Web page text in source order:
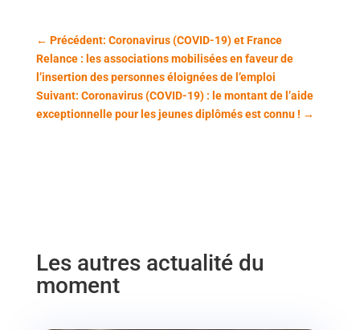
← Précédent: Coronavirus (COVID-19) et France
Relance : les associations mobilisées en faveur de
l’insertion des personnes éloignées de l’emploi
Suivant: Coronavirus (COVID-19) : le montant de l’aide
exceptionnelle pour les jeunes diplômés est connu ! →
Les autres actualité du
moment